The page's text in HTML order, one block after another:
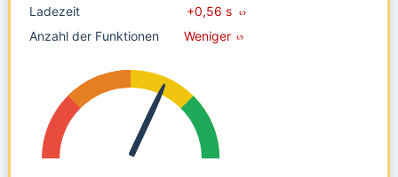
Ladezeit
+0,56 s
Anzahl der Funktionen
Weniger